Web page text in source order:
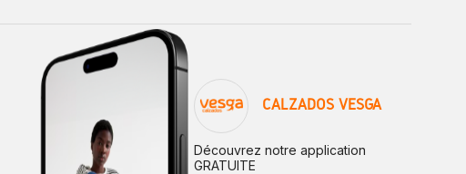
CALZADOS VESGA
Découvrez notre application
GRATUITE